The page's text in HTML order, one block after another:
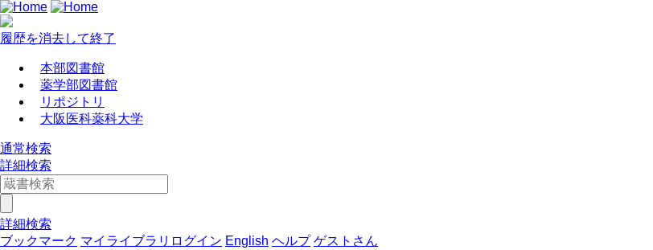
履歴を消去して終了
本部図書館
薬学部図書館
リポジトリ
大阪医科薬科大学
通常検索
詳細検索
詳細検索
ブックマーク マイライブラリログイン English ヘルプ ゲストさん